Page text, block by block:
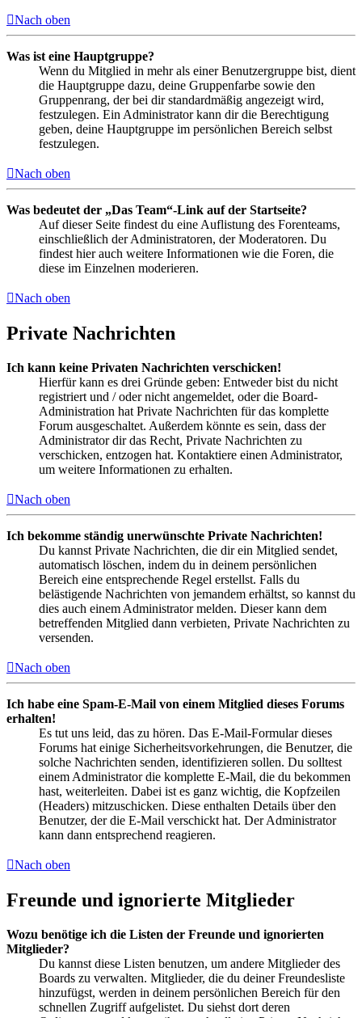
Nach oben
Was ist eine Hauptgruppe?
Wenn du Mitglied in mehr als einer Benutzergruppe bist, dient
die Hauptgruppe dazu, deine Gruppenfarbe sowie den
Gruppenrang, der bei dir standardmäßig angezeigt wird,
festzulegen. Ein Administrator kann dir die Berechtigung
geben, deine Hauptgruppe im persönlichen Bereich selbst
festzulegen.
Nach oben
Was bedeutet der „Das Team“-Link auf der Startseite?
Auf dieser Seite findest du eine Auflistung des Forenteams,
einschließlich der Administratoren, der Moderatoren. Du
findest hier auch weitere Informationen wie die Foren, die
diese im Einzelnen moderieren.
Nach oben
Private Nachrichten
Ich kann keine Privaten Nachrichten verschicken!
Hierfür kann es drei Gründe geben: Entweder bist du nicht
registriert und / oder nicht angemeldet, oder die Board-
Administration hat Private Nachrichten für das komplette
Forum ausgeschaltet. Außerdem könnte es sein, dass der
Administrator dir das Recht, Private Nachrichten zu
verschicken, entzogen hat. Kontaktiere einen Administrator,
um weitere Informationen zu erhalten.
Nach oben
Ich bekomme ständig unerwünschte Private Nachrichten!
Du kannst Private Nachrichten, die dir ein Mitglied sendet,
automatisch löschen, indem du in deinem persönlichen
Bereich eine entsprechende Regel erstellst. Falls du
belästigende Nachrichten von jemandem erhältst, so kannst du
dies auch einem Administrator melden. Dieser kann dem
betreffenden Mitglied dann verbieten, Private Nachrichten zu
versenden.
Nach oben
Ich habe eine Spam-E-Mail von einem Mitglied dieses Forums
erhalten!
Es tut uns leid, das zu hören. Das E-Mail-Formular dieses
Forums hat einige Sicherheitsvorkehrungen, die Benutzer, die
solche Nachrichten senden, identifizieren sollen. Du solltest
einem Administrator die komplette E-Mail, die du bekommen
hast, weiterleiten. Dabei ist es ganz wichtig, die Kopfzeilen
(Headers) mitzuschicken. Diese enthalten Details über den
Benutzer, der die E-Mail verschickt hat. Der Administrator
kann dann entsprechend reagieren.
Nach oben
Freunde und ignorierte Mitglieder
Wozu benötige ich die Listen der Freunde und ignorierten
Mitglieder?
Du kannst diese Listen benutzen, um andere Mitglieder des
Boards zu verwalten. Mitglieder, die du deiner Freundesliste
hinzufügst, werden in deinem persönlichen Bereich für den
schnellen Zugriff aufgelistet. Du siehst dort deren